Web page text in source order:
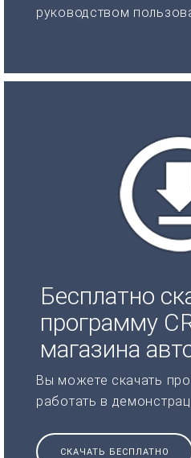
руководством
Бесплатно
программу
магазина
Вы можете скачать
работать в
СКАЧАТЬ БЕСПЛАТНО